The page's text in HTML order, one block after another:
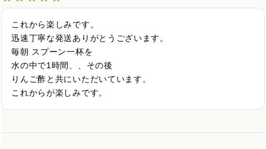
これから楽しみです。
迅速丁寧な発送ありがとうございます。
毎朝 スプーン一杯を
水の中で1時間、、その後
りんご酢と共にいただいています。
これからが楽しみです。